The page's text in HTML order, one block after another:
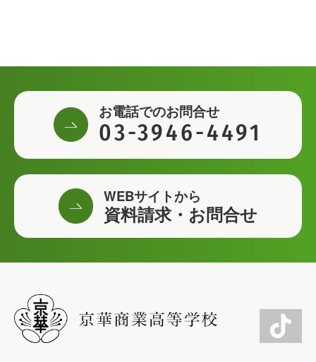
お電話でのお問合せ
03-3946-4491
WEBサイトから
資料請求・お問合せ